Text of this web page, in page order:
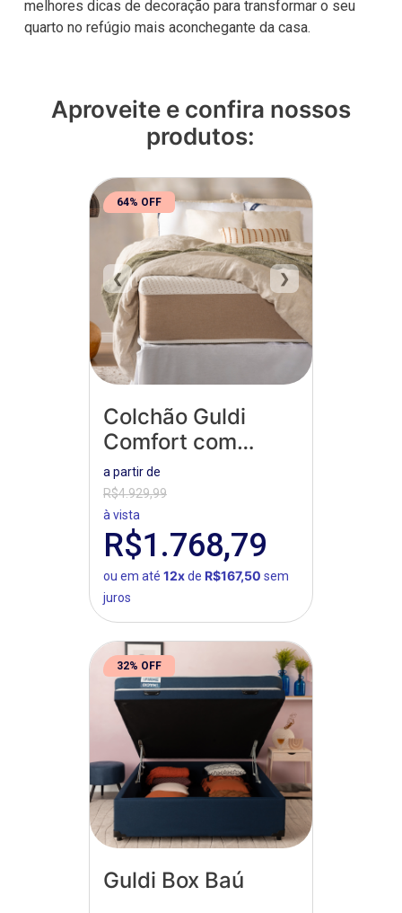
melhores dicas de decoração para transformar o seu
quarto no refúgio mais aconchegante da casa.
Aproveite e confira nossos
produtos:
64% OFF
❮ ❯
Colchão Guldi
Comfort com
Massageador
Quântico
a partir de
R$4.929,99
à vista
R$1.768,79
ou em até 12xde R$167,50 sem
juros
32% OFF
Guldi Box Baú